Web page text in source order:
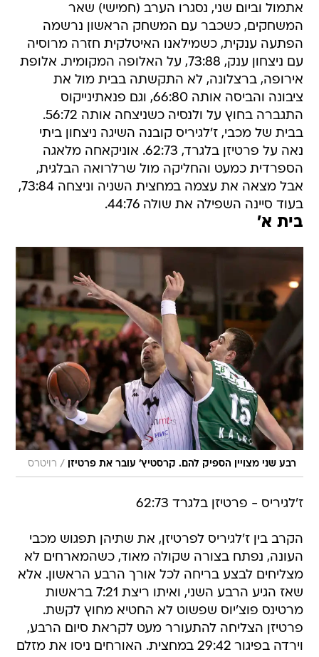
אתמול וביום שני, נסגרו הערב (חמישי) שאר
המשחקים, כשכבר עם המשחק הראשון נרשמה
הפתעה ענקית, כשמילאנו האיטלקית חזרה מרוסיה
עם ניצחון ענק, 73:88, על האלופה המקומית. אלופת
אירופה, ברצלונה, לא התקשתה בבית מול את
ציבונה והביסה אותה 66:80, וגם פנאתינייקוס
התגברה בחוץ על ולנסיה כשניצחה אותה 56:72.
בבית של מכבי, ז'לגיריס קובנה השיגה ניצחון ביתי
נאה על פרטיזן בלגרד, 62:73. אוניקאחה מלאגה
הספרדית כמעט והחליקה מול שרלרואה הבלגית,
אבל מצאה את עצמה במחצית השניה וניצחה 73:84,
בעוד סיינה השפילה את שולה 44:76.
בית א'
רבע שני מצויין הספיק להם. קרסטיץ' עובר את פרטיזן / רויטרס
ז'לגיריס - פרטיזן בלגרד 62:73
הקרב בין ז'לגיריס לפרטיזן, את שתיהן תפגוש מכבי
העונה, נפתח בצורה שקולה מאוד, כשהמארחים לא
מצליחים לבצע בריחה לכל אורך הרבע הראשון. אלא
שאז הגיע הרבע השני, ואיתו ריצת 7:21 בראשות
מרטינס פוצ'יוס שפשוט לא החטיא מחוץ לקשת.
פרטיזן הצליחה להתעורר מעט לקראת סיום הרבע,
וירדה בפיגור 29:42 במחצית. האורחים ניסו את מזלם